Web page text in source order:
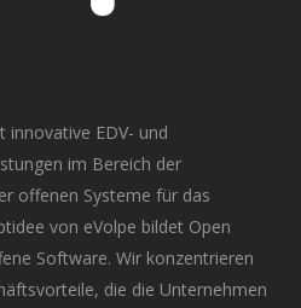
innovative EDV- und
im Bereich der
offenen Systeme für das
von eVolpe bildet Open
Software. Wir konzentrieren
die die Unternehmen